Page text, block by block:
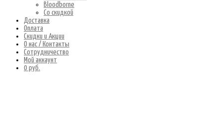
Bloodborne
Со скидкой
Доставка
Оплата
Скидки и Акции
О нас / Контакты
Сотрудничество
Мой аккаунт
0 руб.